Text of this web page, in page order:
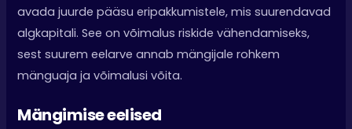
avada juurde pääsu eripakkumistele, mis suurendavad
algkapitali. See on võimalus riskide vähendamiseks,
sest suurem eelarve annab mängijale rohkem
mänguaja ja võimalusi võita.
Mängimise eelised